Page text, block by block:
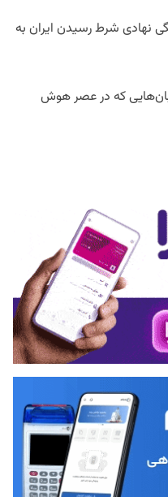
شرط رسیدن ایران به
که در عصر هوش